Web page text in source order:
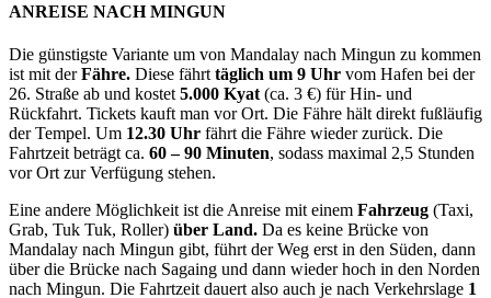
ANREISE NACH MINGUN
Die günstigste Variante um von Mandalay nach Mingun zu kommen
ist mit derFähre. Diese fährt täglich um 9 Uhr vom Hafen bei der
26. Straße ab und kostet 5.000 Kyat (ca. 3 €) für Hin- und
Rückfahrt. Tickets kauft man vor Ort. Die Fähre hält direkt fußläufig
der Tempel. Um 12.30 Uhr fährt die Fähre wieder zurück. Die
Fahrtzeit beträgt ca. 60 – 90 Minuten, sodass maximal 2,5 Stunden
vor Ort zur Verfügung stehen.
Eine andere Möglichkeit ist die Anreise mit einem Fahrzeug (Taxi,
Grab, Tuk Tuk, Roller) über Land. Da es keine Brücke von
Mandalay nach Mingun gibt, führt der Weg erst in den Süden, dann
über die Brücke nach Sagaing und dann wieder hoch in den Norden
nach Mingun. Die Fahrtzeit dauert also auch je nach Verkehrslage 1